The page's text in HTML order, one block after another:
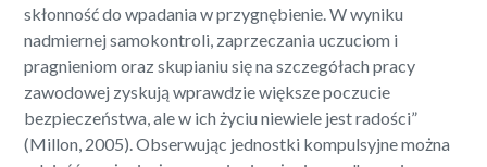
skłonność do wpadania w przygnębienie. W wyniku
nadmiernej samokontroli, zaprzeczania uczuciom i
pragnieniom oraz skupianiu się na szczegółach pracy
zawodowej zyskują wprawdzie większe poczucie
bezpieczeństwa, ale w ich życiu niewiele jest radości”
(Millon, 2005). Obserwując jednostki kompulsyjne można